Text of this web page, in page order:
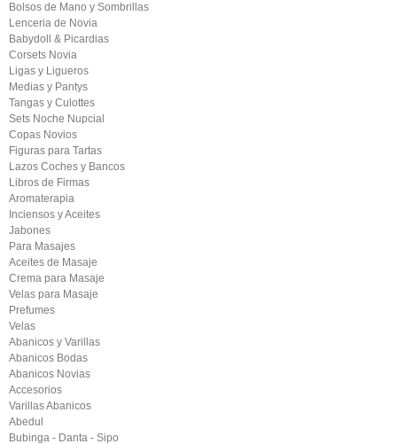
Bolsos de Mano y Sombrillas
Lenceria de Novia
Babydoll & Picardias
Corsets Novia
Ligas y Ligueros
Medias y Pantys
Tangas y Culottes
Sets Noche Nupcial
Copas Novios
Figuras para Tartas
Lazos Coches y Bancos
Libros de Firmas
Aromaterapia
Inciensos y Aceites
Jabones
Para Masajes
Aceites de Masaje
Crema para Masaje
Velas para Masaje
Prefumes
Velas
Abanicos y Varillas
Abanicos Bodas
Abanicos Novias
Accesorios
Varillas Abanicos
Abedul
Bubinga - Danta - Sipo